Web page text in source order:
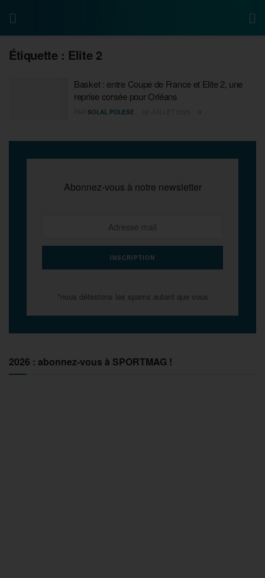
Étiquette : Elite 2
Basket : entre Coupe de France et Elite 2, une
reprise corsée pour Orléans
SOLAL POLESE
Abonnez-vous à notre newsletter
*nous détestons les spams autant que vous
2026 : abonnez-vous à SPORTMAG !